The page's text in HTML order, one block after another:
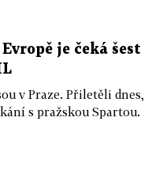
je čeká šest
v Praze. Přiletěli dnes,
s pražskou Spartou.